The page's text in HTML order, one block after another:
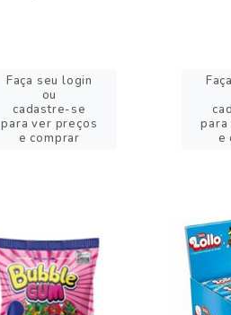
Faça seu login
ou
cadastre-se
para ver preços
e comprar
e